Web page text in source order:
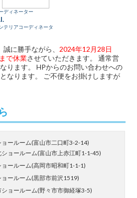
ディネーター
テリアコーディネータ
誠に勝手ながら、 2024年12月28日
で休業させていただきます。 通常営
ります。 HPからのお問い合わせへの
なります。 ご不便をお掛けしますが
ョールーム(富山市二口町3-2-14)
ショールーム(富山市上赤江町1-1-45)
ョールーム(高岡市昭和町1-1-1)
ョールーム(黒部市前沢1519)
ショールーム(野々市市御経塚3-5)